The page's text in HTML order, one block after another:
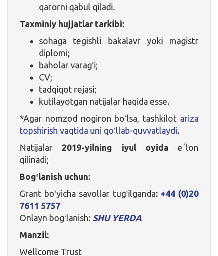
qarorni qabul qiladi.
Taxminiy hujjatlar tarkibi:
sohaga tegishli bakalavr yoki magistr
diplomi;
baholar varagʻi;
CV;
tadqiqot rejasi;
kutilayotgan natijalar haqida esse.
*Agar nomzod nogiron boʻlsa, tashkilot ariza
topshirish vaqtida uni qoʻllab-quvvatlaydi.
Natijalar 2019-yilning iyul oyida eʼlon
qilinadi;
Bogʻlanish uchun:
Grant boʻyicha savollar tugʻilganda: +44 (0)20
7611 5757
Onlayn bogʻlanish: SHU YERDA
Manzil:
Wellcome Trust